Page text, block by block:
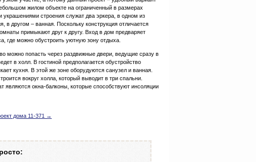
жилом объекте на ограниченный в размерах
украшениями строения служат два эркера, в одном из
в другом – ванная. Поскольку конструкция отличается
примыкают друг к другу. Вход в дом предваряет
где можно обустроить уютную зону отдыха.
можно попасть через раздвижные двери, ведущие сразу в
в холл. В гостиной предполагается обустройство
кухня. В этой же зоне оборудуются санузел и ванная.
вокруг холла, который выводит в три спальни.
являются окна-балконы, которые способствуют инсоляции
дома 11-371 →